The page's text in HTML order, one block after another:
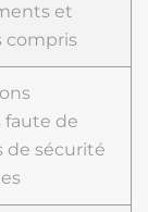
et
compris
faute de
de sécurité